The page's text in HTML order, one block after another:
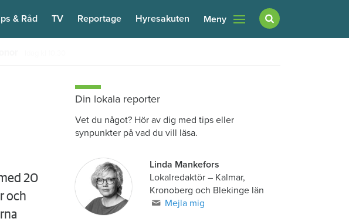
& Råd TV Reportage Hyresakuten Meny
20
och
Din lokala reporter
Vet du något? Hör av dig med tips eller
synpunkter på vad du vill läsa.
Linda Mankefors
Lokalredaktör – Kalmar,
Kronoberg och Blekinge län
Mejla mig